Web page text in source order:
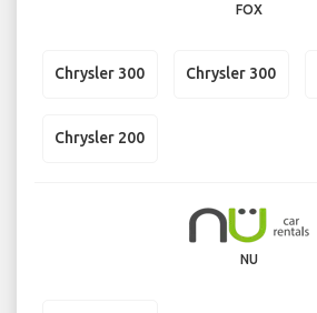
FOX
Chrysler 300 Chrysler 300
Chrysler 200
NU